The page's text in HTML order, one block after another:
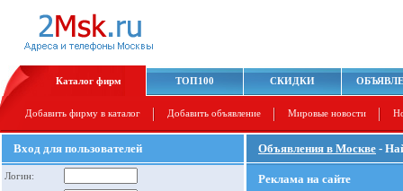
Каталог фирм ТОП100 СКИДКИ
Добавить фирму в каталог Добавить объявление Мировые новости
Вход для пользователей
Логин:
Объявления в Москве -
Реклама на сайте